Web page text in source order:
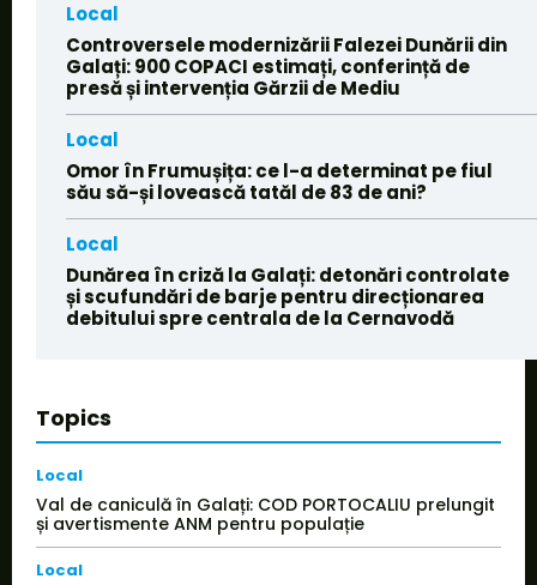
Local
Controversele modernizării Falezei Dunării din
Galați: 900 COPACI estimați, conferință de
presă și intervenția Gărzii de Mediu
Local
Omor în Frumușița: ce l-a determinat pe fiul
său să-și lovească tatăl de 83 de ani?
Local
Dunărea în criză la Galați: detonări controlate
și scufundări de barje pentru direcționarea
debitului spre centrala de la Cernavodă
Topics
Local
Val de caniculă în Galați: COD PORTOCALIU prelungit
și avertismente ANM pentru populație
Local